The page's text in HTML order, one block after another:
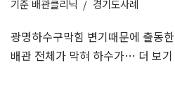
기준 배관클리닉 경기도사례
광명하수구막힘 변기때문에 출동
배관 전체가 막혀 하수가… 더 보